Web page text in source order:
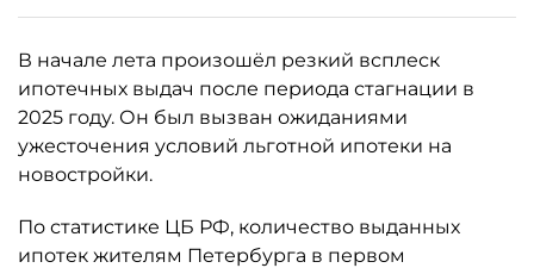
В начале лета произошёл резкий всплеск
ипотечных выдач после периода стагнации в
2025 году. Он был вызван ожиданиями
ужесточения условий льготной ипотеки на
новостройки.
По статистике ЦБ РФ, количество выданных
ипотек жителям Петербурга в первом